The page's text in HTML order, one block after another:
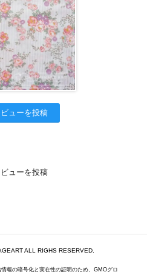
ューを投稿
ューを投稿
ALL RIGHS RESERVED.
報の暗号化と実在性の証明のため、GMOグロ